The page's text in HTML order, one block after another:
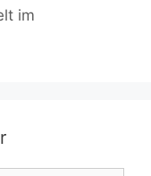
im